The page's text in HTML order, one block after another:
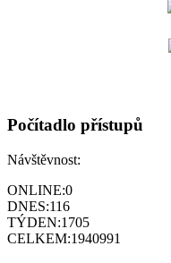
Počítadlo přístupů
Návštěvnost:
ONLINE:0
DNES:116
TÝDEN:1705
CELKEM:1940991